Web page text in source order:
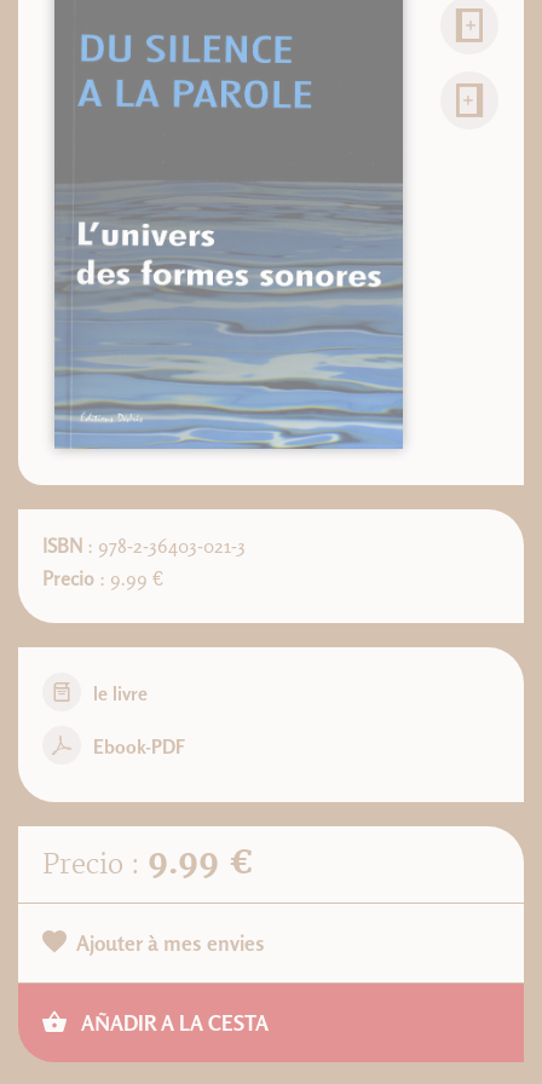
ISBN : 978-2-36403-021-3
Precio : 9.99 €
le livre
Ebook-PDF
Precio : 9.99 €
Ajouter à mes envies
AÑADIR A LA CESTA